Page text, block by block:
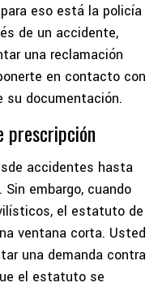
eso está la policía
de un accidente,
una reclamación
en contacto con
su documentación.
prescripción
accidentes hasta
embargo, cuando
el estatuto de
ventana corta. Usted
una demanda contra
el estatuto se